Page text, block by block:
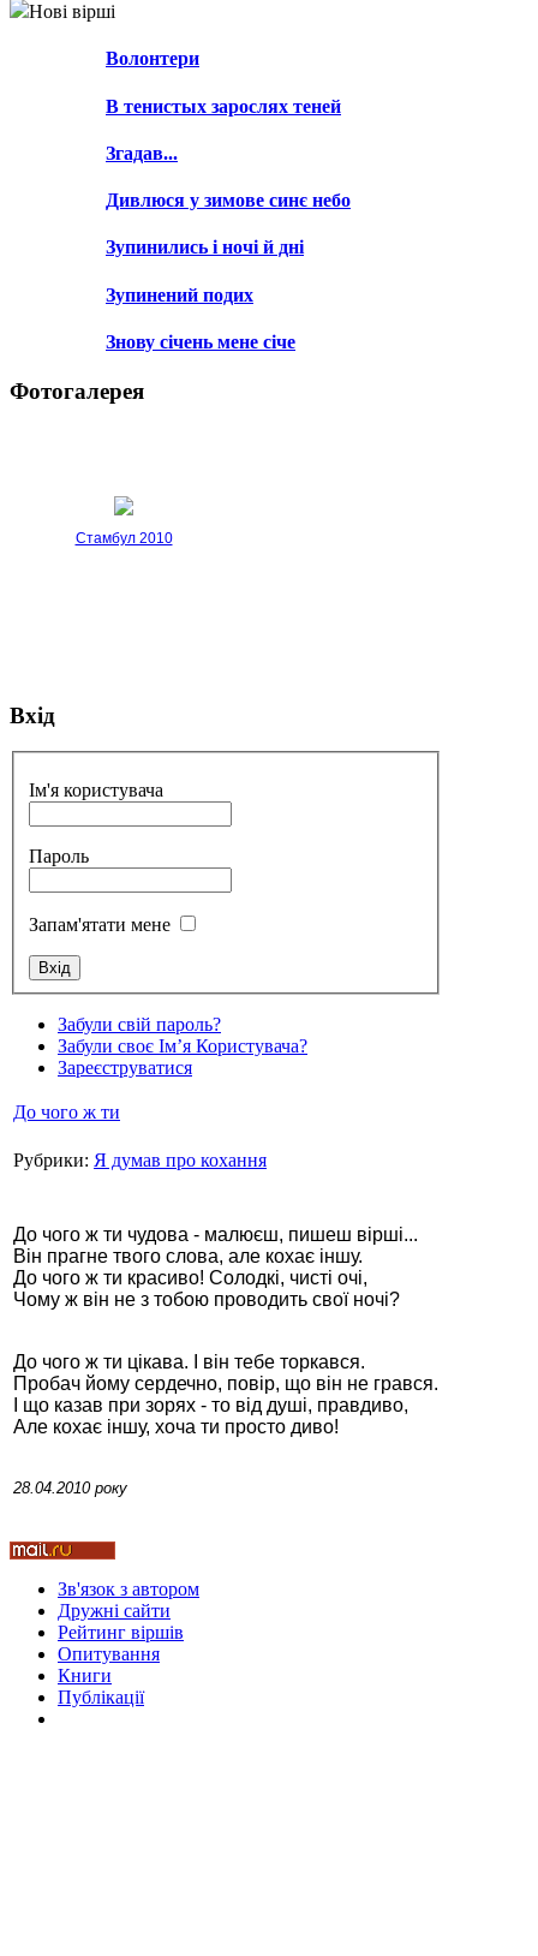
Нові вірші
Волонтери
В тенистых зарослях теней
Згадав...
Дивлюся у зимове синє небо
Зупинились і ночі й дні
Зупинений подих
Знову січень мене січе
Фотогалерея
Стамбул 2010
Стамбул 2010
Стамбул 2010
Вхід
Ім'я користувача
Пароль
Запам'ятати мене
Забули свій пароль?
Забули своє Ім’я Користувача?
Зареєструватися
До чого ж ти
Рубрики: Я думав про кохання
До чого ж ти чудова - малюєш, пишеш вірші...
Він прагне твого слова, але кохає іншу.
До чого ж ти красиво! Солодкі, чисті очі,
Чому ж він не з тобою проводить свої ночі?
До чого ж ти цікава. І він тебе торкався.
Пробач йому сердечно, повір, що він не грався.
І що казав при зорях - то від душі, правдиво,
Але кохає іншу, хоча ти просто диво!
28.04.2010 року
Зв'язок з автором
Дружні cайти
Рейтинг віршів
Опитування
Книги
Публікації